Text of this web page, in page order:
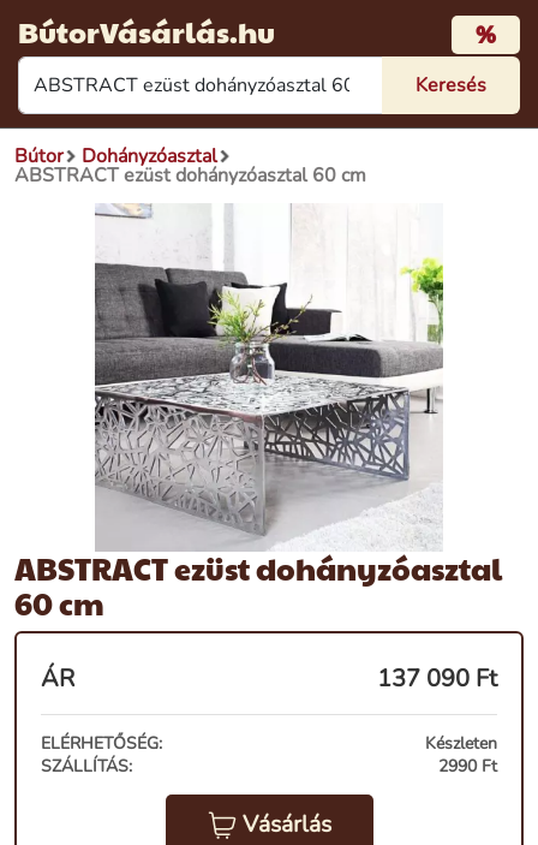
BútorVásárlás.hu %
Bútor Dohányzóasztal
ABSTRACT ezüst dohányzóasztal 60 cm
ABSTRACT ezüst dohányzóasztal
60 cm
ÁR 137 090 Ft
ELÉRHETŐSÉG:
Készleten
SZÁLLÍTÁS:
2990 Ft
Vásárlás